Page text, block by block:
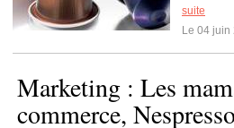
suite
Le 04 juin
Marketing : Les
commerce,